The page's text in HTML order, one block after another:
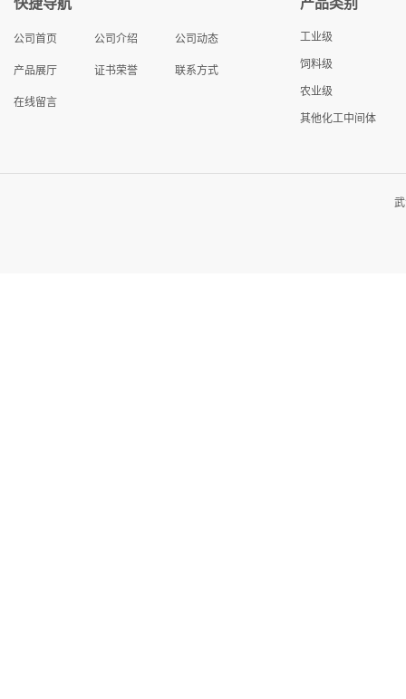
快捷导航
公司首页 公司介绍 公司动态
产品展厅 证书荣誉 联系方式
在线留言
产品类别
工业级
饲料级
农业级
其他化工中间体